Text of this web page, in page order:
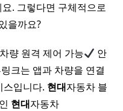
. 그렇다면 구체적으로
을까요?
차량 원격 제어 가능
안
크는 앱과 차량을 연결
스입니다. 현대자동차 블
현대자동차